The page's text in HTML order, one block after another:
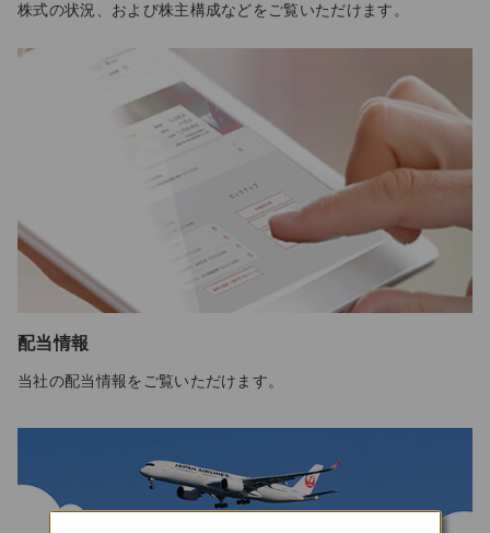
株式の状況、および株主構成などをご覧いただけます。
配当情報
当社の配当情報をご覧いただけます。